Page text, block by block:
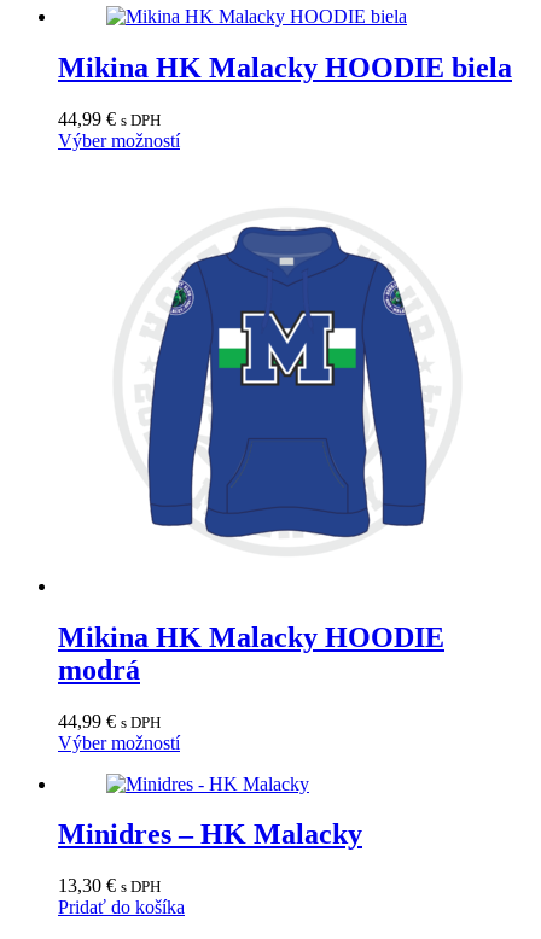
Mikina HK Malacky HOODIE biela
44,99 € s DPH
Výber možnostíTento
variantov.
Možnosti
si
môžete
vybrať
stránke
produktu.
Mikina HK Malacky HOODIE
modrá
44,99 € s DPH
Výber možnostíTento
má
variantov.
Možnosti
vybrať
Minidres – HK Malacky
13,30 € s DPH
Pridať do košíka